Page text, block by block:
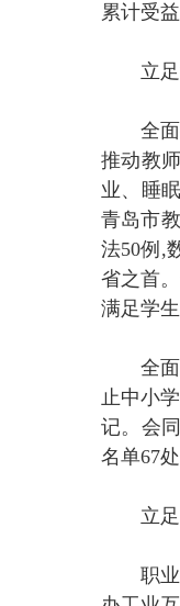
累计受
立
全
推动教
业、睡
青岛市
法50例,
省之首
满足学
全
止中小
记。会
名单67
立
职